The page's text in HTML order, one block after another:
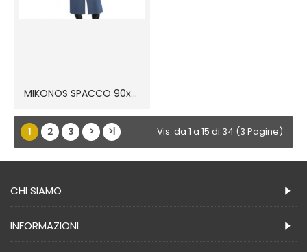
MIKONOS SPACCO 90x90 100% cot
1 2 3 > >| Vis. da 1 a 15 di 34 (3 Pagine)
CHI SIAMO
INFORMAZIONI